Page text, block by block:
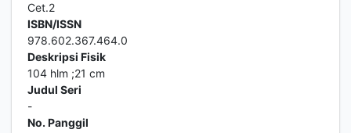
Cet.2
ISBN/ISSN
978.602.367.464.0
Deskripsi Fisik
104 hlm ;21 cm
Judul Seri
-
No. Panggil